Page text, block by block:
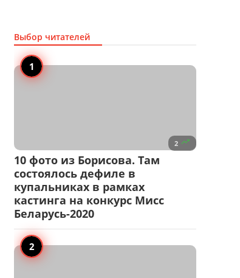
Выбор читателей
2 
10 фото из Борисова. Там
состоялось дефиле в
купальниках в рамках
кастинга на конкурс Мисс
Беларусь-2020